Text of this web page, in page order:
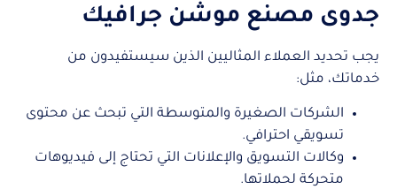
جدوى مصنع موشن جرافيك
يجب تحديد العملاء المثاليين الذين سيستفيدون من
خدماتك، مثل:
الشركات الصغيرة والمتوسطة التي تبحث عن محتوى
تسويقي احترافي.
وكالات التسويق والإعلانات التي تحتاج إلى فيديوهات
متحركة لحملاتها.